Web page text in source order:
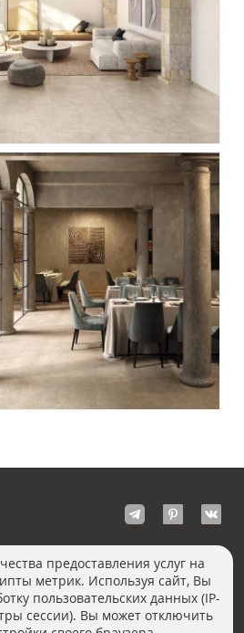
Волгоград
Екатеринбург
предоставления услуг на
метрик. Используя сайт, Вы
пользовательских данных (IP-
сессии). Вы может отключить